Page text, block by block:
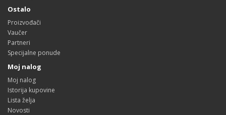
Ostalo
Proizvođači
Vaučer
Partneri
Specijalne ponude
Moj nalog
Moj nalog
Istorija kupovine
Lista želja
Novosti